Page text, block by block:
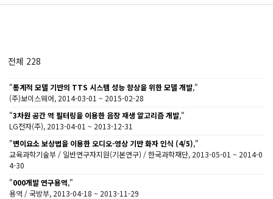
전체 228
"통계적 모델 기반의 TTS 시스템 성능 향상을 위한 모델 개발,"
(주)보이스웨어, 2014-03-01 ~ 2015-02-28
"3차원 공간 역 필터링을 이용한 음장 재생 알고리즘 개발,"
LG전자(주), 2013-04-01 ~ 2013-12-31
"변이요소 보상법을 이용한 오디오-영상 기반 화자 인식 (4/5),"
교육과학기술부 / 일반연구자지원(기본연구) / 한국과학재단, 2013-05-01 ~ 2014-0
4-30
"000개발 연구용역,"
용역 / 국방부, 2013-04-18 ~ 2013-11-29